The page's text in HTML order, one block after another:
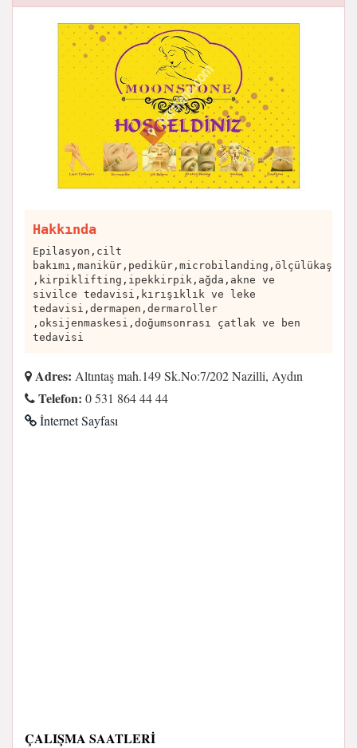
Hakkında
Epilasyon,cilt
bakımı,manikür,pedikür,microbilanding,ölçülükaş
,kirpiklifting,ipekkirpik,ağda,akne ve
sivilce tedavisi,kırışıklık ve leke
tedavisi,dermapen,dermaroller
,oksijenmaskesi,doğumsonrası çatlak ve ben
tedavisi
Adres: Altıntaş mah.149 Sk.No:7/202 Nazilli, Aydın
Telefon: 0 531 864 44 44
İnternet Sayfası
ÇALIŞMA SAATLERI